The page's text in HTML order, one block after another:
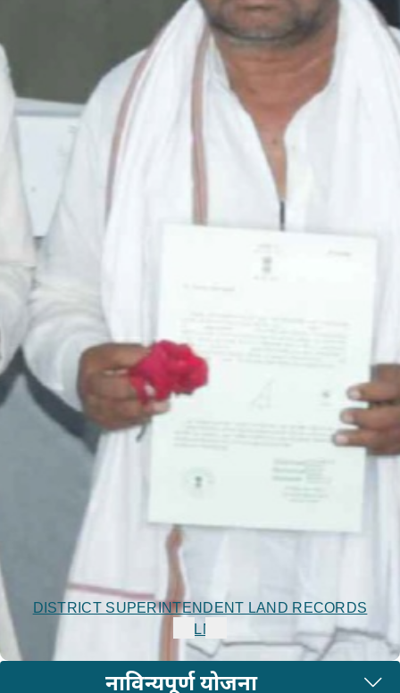
DISTRICT SUPERINTENDENT LAND RECORDS
JALNA
नाविन्यपूर्ण योजना